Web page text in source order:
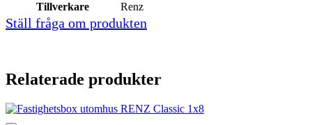
Tillverkare
Renz
Ställ fråga om produkten
Relaterade produkter